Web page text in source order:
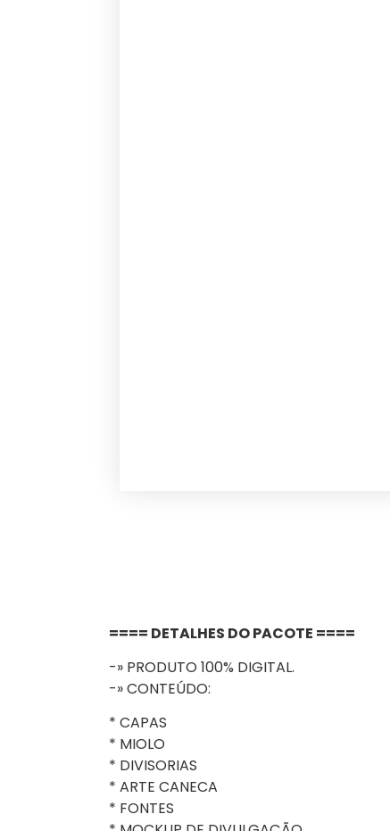
==== DETALHES DO PACOTE ====
-» PRODUTO 100% DIGITAL.
-» CONTEÚDO:
* CAPAS
* MIOLO
* DIVISORIAS
* ARTE CANECA
* FONTES